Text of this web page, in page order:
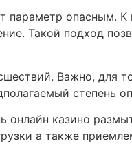
опасным. К
Такой подход
Важно, для
степень
казино
а также